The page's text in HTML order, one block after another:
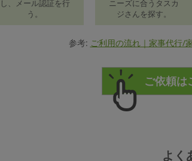
し、メール認証を行
う。
ニーズに合うタスカ
ジさんを探す。
参考: ご利用の流れ｜家事代行/
よく